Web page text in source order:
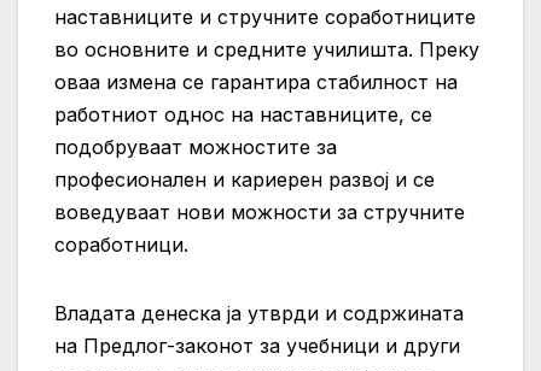
наставниците и стручните соработниците
во основните и средните училишта. Преку
оваа измена се гарантира стабилност на
работниот однос на наставниците, се
подобруваат можностите за
професионален и кариерен развој и се
воведуваат нови можности за стручните
соработници.
Владата денеска ја утврди и содржината
на Предлог-законот за учебници и други